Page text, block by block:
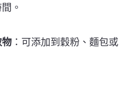
。
物 ：可添加到穀粉、麵包或